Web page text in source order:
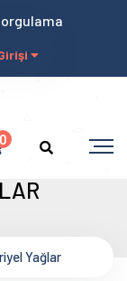
0
Yağlar